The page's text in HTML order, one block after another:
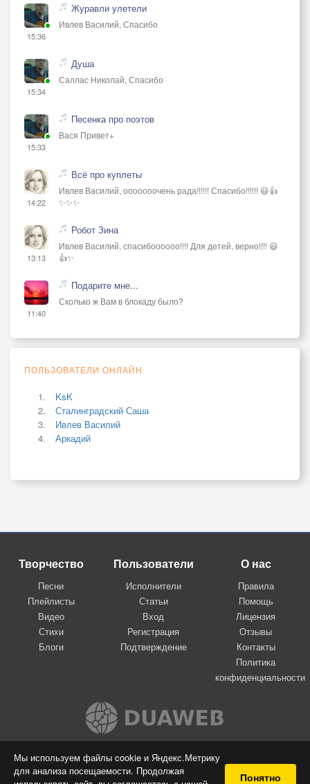
Мы используем файлы cookie и Яндекс.Метрику
для анализа посещаемости. Продолжая
Понятно
15:36
Журавли улетели
Ивлев Василий, Спасибо
15:34
Душа
Саллас Николай, Спасибо
15:33
Песенка про поэтов
Вася Привет+
14:22
Всё про куплеты
Ивлев Василий, ооооооочень рада!!!!!! Спасибо!!!!!! 😃👍
✨✨✨
13:13
Робот Зина
Ивлев Василий, спасибоооооо!!!! Для детей, верно!!!! 😃
👍✨
11:40
Подарите мне...
Сколько ж Вам в блокаду было?
ПОЛЬЗОВАТЕЛИ ОНЛАЙН
KsK
Сталинградский Саша
Ивлев Василий
Аркадий
Творчество
Песни
Плейлисты
Видео
Стихи
Блоги
Пользователи
Исполнители
Статьи
Вход
Регистрация
Подтверждение
О нас
Правила
Помощь
Лицензия
Отзывы
Контакты
Политика
конфиденциальности
Вконтакте
© 2009-2026 Я-пою